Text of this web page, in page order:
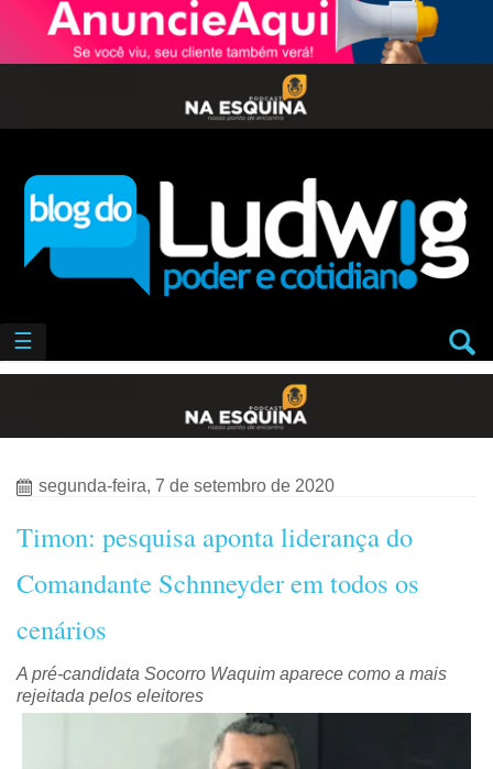
☰
segunda-feira, 7 de setembro de 2020
Timon: pesquisa aponta liderança do
Comandante Schnneyder em todos os
cenários
A pré-candidata Socorro Waquim aparece como a mais
rejeitada pelos eleitores